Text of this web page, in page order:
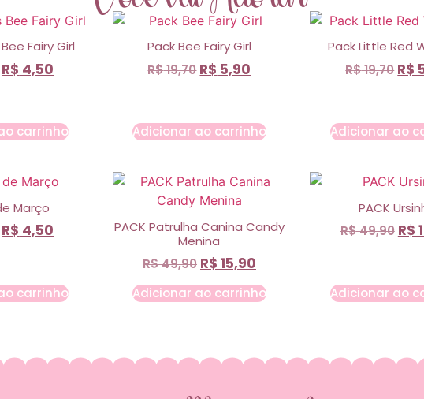
Fairy Girl
R$ 4,50
carrinho
Pack Bee Fairy Girl
R$19,70 R$ 5,90
Adicionar ao carrinho
Pack Little Red
R$19,70 R$
Adicionar ao
Março
R$ 4,50
carrinho
PACK Patrulha Canina Candy
Menina
R$49,90 R$ 15,90
Adicionar ao carrinho
PACK
R$49,90 R$
Adicionar ao